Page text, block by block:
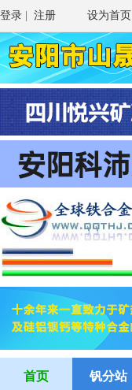
登录 注册 设为首页
首页 钒分站